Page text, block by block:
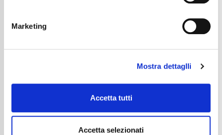
Marketing
Mostra dettaglli
Accetta tutti
Accetta selezionati